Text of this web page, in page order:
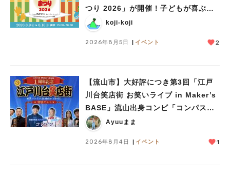
つり 2026」が開催！子どもが喜ぶワ
ークショップや限定ヒーローショーも
koji-koji
2026年8月5日 イベント 2
【流山市】大好評につき第3回「江戸
川台笑店街 お笑いライブ in Maker’s
BASE」流山出身コンビ「コンパス」
も登場！8/23（日）
Ayuuまま
2026年8月4日 イベント 1